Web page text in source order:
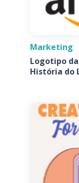
Marketing
Logotipo
História do